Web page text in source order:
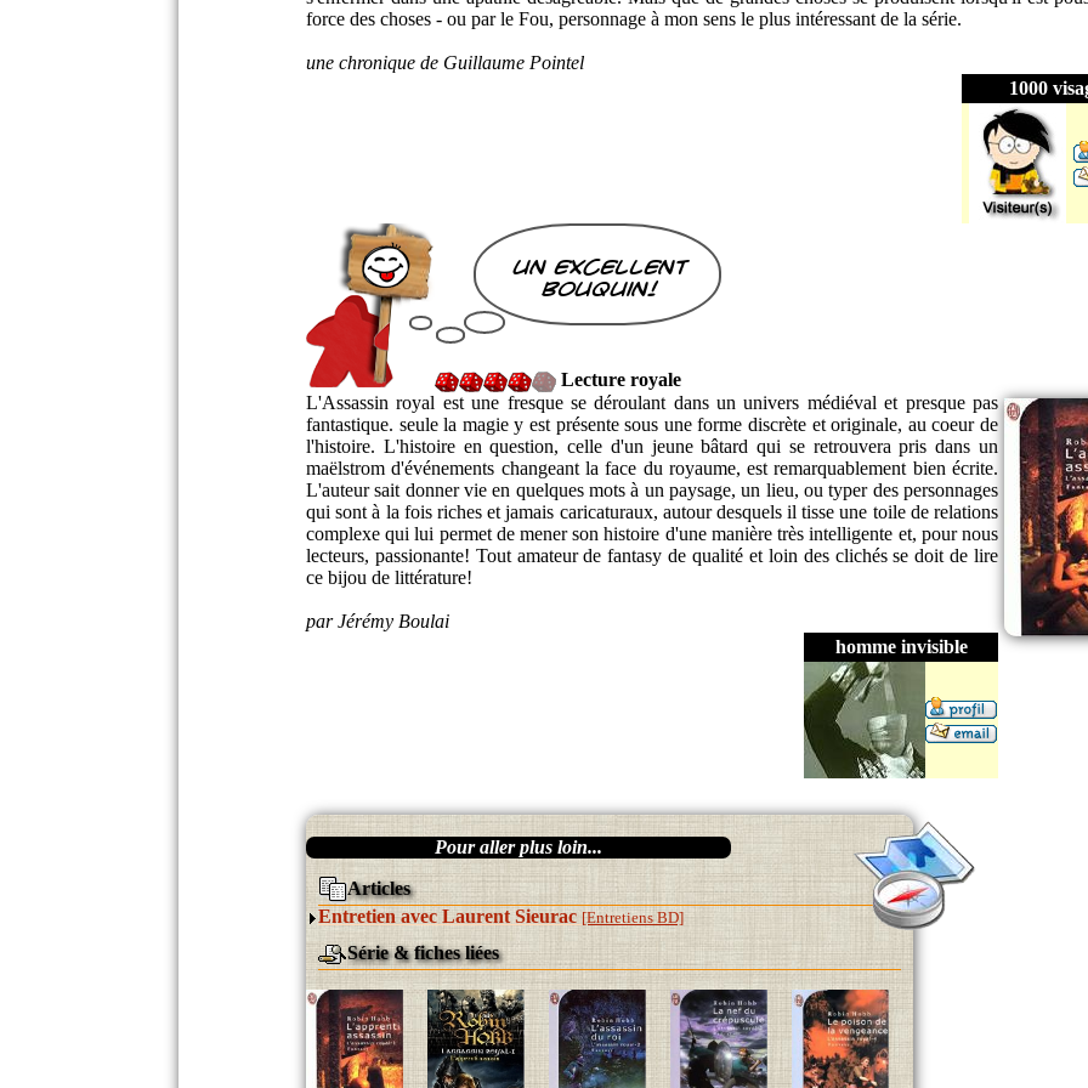
force des choses - ou par le Fou, personnage à mon sens le plus intéressant de la série.
une chronique de Guillaume Pointel
1000
un excellent
bouquin!
Lecture royale
L'Assassin royal est une fresque se déroulant dans un univers médiéval et presque pas
fantastique. seule la magie y est présente sous une forme discrète et originale, au coeur de
l'histoire. L'histoire en question, celle d'un jeune bâtard qui se retrouvera pris dans un
maëlstrom d'événements changeant la face du royaume, est remarquablement bien écrite.
L'auteur sait donner vie en quelques mots à un paysage, un lieu, ou typer des personnages
qui sont à la fois riches et jamais caricaturaux, autour desquels il tisse une toile de relations
complexe qui lui permet de mener son histoire d'une manière très intelligente et, pour nous
lecteurs, passionante! Tout amateur de fantasy de qualité et loin des clichés se doit de lire
ce bijou de littérature!
par Jérémy Boulai
homme invisible
Pour aller plus loin...
Articles
Entretien avec Laurent Sieurac [Entretiens BD]
Série & fiches liées